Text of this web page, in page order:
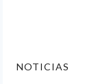
NOTICIAS